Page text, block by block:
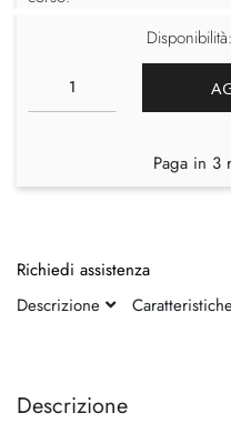
fine
della
Descrizione
Disponibilità:
Paga in 3
Richiedi assistenza
Descrizione